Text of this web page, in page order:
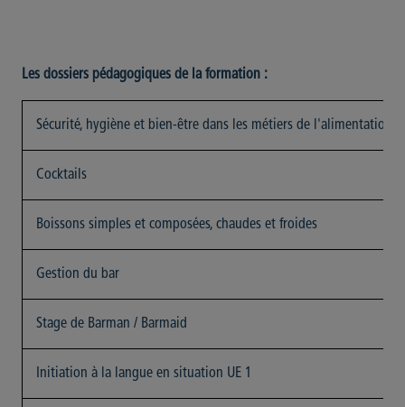
Les dossiers pédagogiques de la formation :
Sécurité, hygiène et bien-être dans les métiers de l'alimentation
Cocktails
Boissons simples et composées, chaudes et froides
Gestion du bar
Stage de Barman / Barmaid
Initiation à la langue en situation UE 1